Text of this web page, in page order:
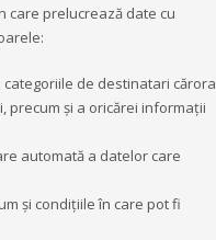
care prelucrează date cu
de destinatari cărora
precum și a oricărei informații
automată a datelor care
și condițiile în care pot fi